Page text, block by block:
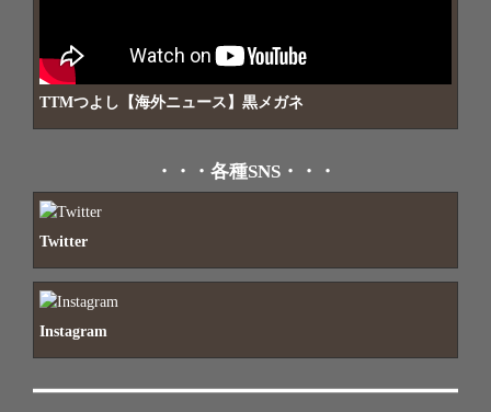
TTMつよし【海外ニュース】黒メガネ
・・・各種SNS・・・
Twitter
Instagram